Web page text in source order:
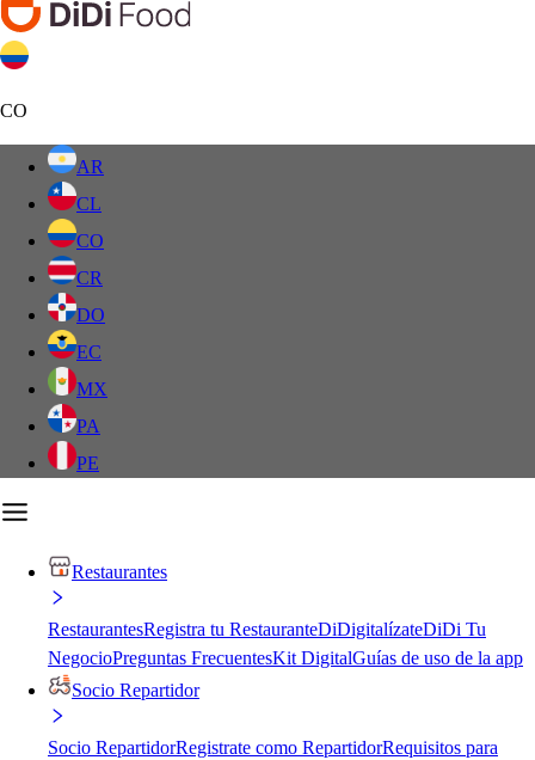
CO
AR
CL
CO
CR
DO
EC
MX
PA
PE
Restaurantes
RestaurantesRegistra tu RestauranteDiDigitalízateDiDi Tu
NegocioPreguntas FrecuentesKit DigitalGuías de uso de la app
Socio Repartidor
Socio RepartidorRegistrate como RepartidorRequisitos para